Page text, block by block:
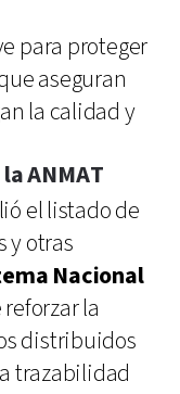
para proteger
aseguran
la calidad y
ANMAT
el listado de
y otras
Nacional
la
distribuidos
trazabilidad